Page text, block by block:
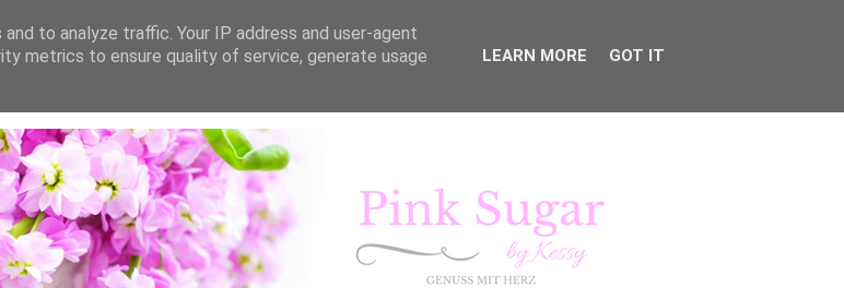
to analyze traffic. Your IP address and user-agent
metrics to ensure quality of service, generate usage
LEARN MORE GOT IT